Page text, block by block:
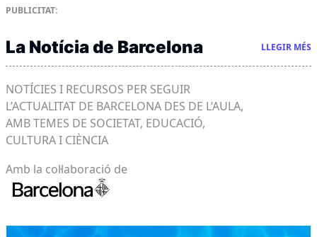
PUBLICITAT:
La Notícia de Barcelona LLEGIR MÉS
NOTÍCIES I RECURSOS PER SEGUIR
L’ACTUALITAT DE BARCELONA DES DE L’AULA,
AMB TEMES DE SOCIETAT, EDUCACIÓ,
CULTURA I CIÈNCIA
Amb la col·laboració de